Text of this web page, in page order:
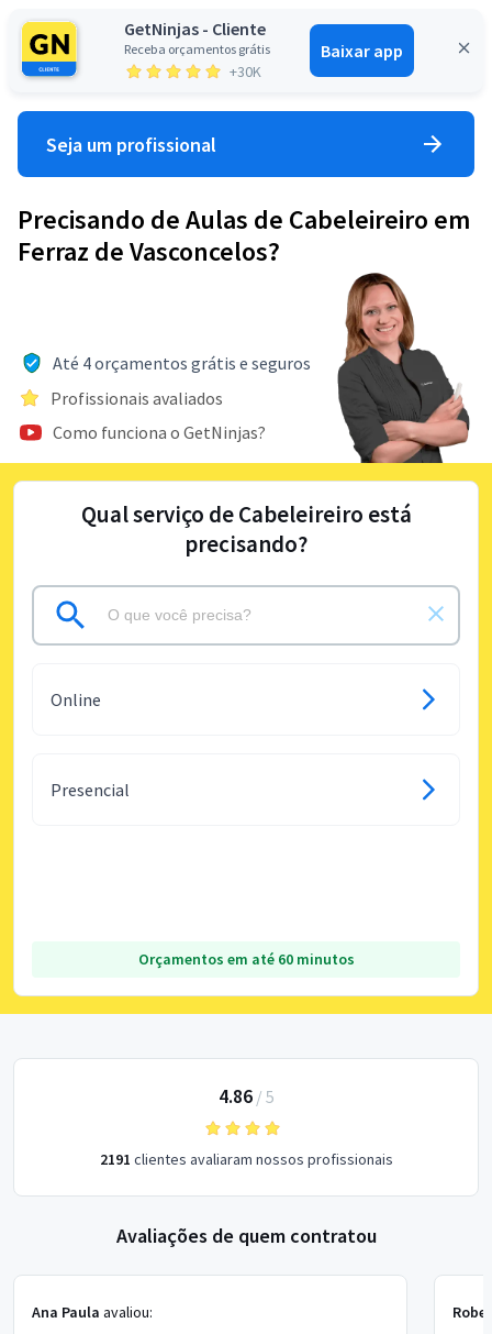
GetNinjas - Cliente
Receba orçamentos grátis
+30K
Baixar app
Entrar
Seja um profissional
Precisando de Aulas de Cabeleireiro em
Ferraz de Vasconcelos?
Até 4 orçamentos grátis e seguros
Profissionais avaliados
Como funciona o GetNinjas?
Qual serviço de Cabeleireiro está
precisando?
Online
Presencial
Orçamentos em até 60 minutos
4.86/ 5
2191 clientes avaliaram nossos profissionais
Avaliações de quem contratou
Ana Paula avaliou: